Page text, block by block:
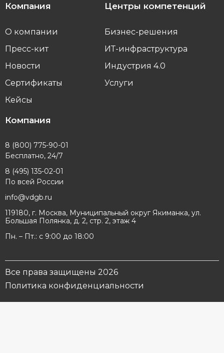
Компания
О компании
Пресс-кит
Новости
Сертификаты
Кейсы
Центры компетенций
Бизнес-решения
ИТ-инфраструктура
Индустрия 4.0
Услуги
Компания
8 (800) 775-90-01
Бесплатно, 24/7
8 (495) 135-02-01
По всей России
info@vdgb.ru
119180, г. Москва, Муниципальный округ Якиманка, ул.
Большая Полянка, д. 2, стр. 2, этаж 4
Пн. – Пт.: с 9:00 до 18:00
Все права защищены 2026
Политика конфиденциальности